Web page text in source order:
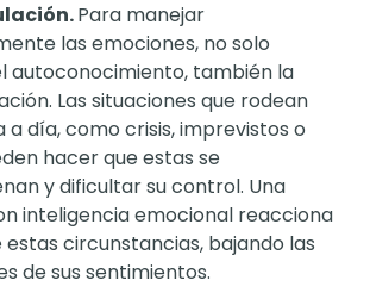
Para manejar
las emociones, no solo
autoconocimiento, también la
Las situaciones que rodean
a día, como crisis, imprevistos o
hacer que estas se
y dificultar su control. Una
inteligencia emocional reacciona
circunstancias, bajando las
de sus sentimientos.